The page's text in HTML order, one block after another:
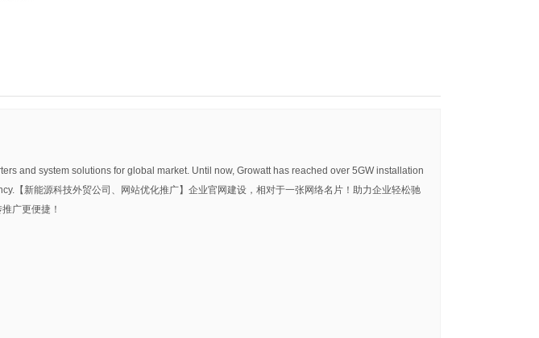
and system solutions for global market. Until now, Growatt has reached over 5GW installation
新能源科技外贸公司、网站优化推广】企业官网建设，相对于一张网络名片！助力企业轻松驰
广更便捷！